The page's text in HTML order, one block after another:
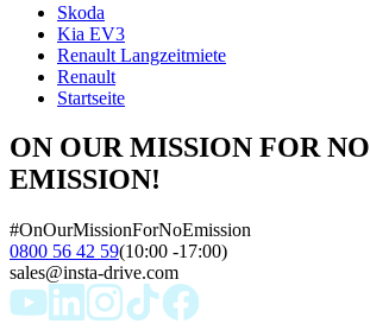
Skoda
Kia EV3
Renault Langzeitmiete
Renault
Startseite
ON OUR MISSION FOR NO
EMISSION!
#OnOurMissionForNoEmission
0800 56 42 59(10:00 -17:00)
sales@insta-drive.com